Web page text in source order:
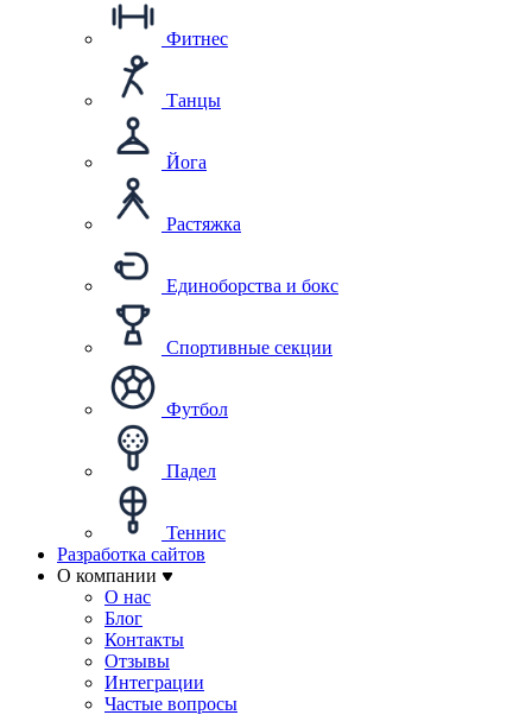
Фитнес
Танцы
Йога
Растяжка
Единоборства и бокс
Спортивные секции
Футбол
Падел
Теннис
Разработка сайтов
О компании
О нас
Блог
Контакты
Отзывы
Интеграции
Частые вопросы